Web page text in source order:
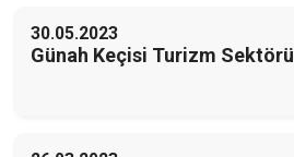
30.05.2023
Günah Keçisi Turizm Sektörü